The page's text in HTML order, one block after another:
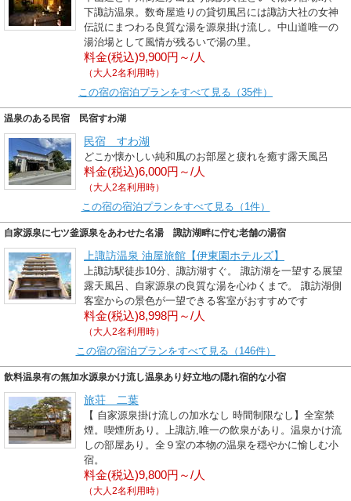
下諏訪温泉。数奇屋造りの貸切風呂には諏訪大社の女神
伝説にまつわる良質な湯を源泉掛け流し。中山道唯一の
湯治場として風情が残るいで湯の里。
料金(税込)9,900円～/人
（大人2名利用時）
この宿の宿泊プランをすべて見る（35件）
温泉のある民宿 民宿すわ湖
民宿 すわ湖
どこか懐かしい純和風のお部屋と疲れを癒す露天風呂
料金(税込)6,000円～/人
（大人2名利用時）
この宿の宿泊プランをすべて見る（1件）
自家源泉に七ツ釜源泉をあわせた名湯 諏訪湖畔に佇む老舗の湯宿
上諏訪温泉 油屋旅館【伊東園ホテルズ】
上諏訪駅徒歩10分、諏訪湖すぐ。 諏訪湖を一望する展望
露天風呂、自家源泉の良質な湯を心ゆくまで。 諏訪湖側
客室からの景色が一望できる客室がおすすめです
料金(税込)8,998円～/人
（大人2名利用時）
この宿の宿泊プランをすべて見る（146件）
飲料温泉有の無加水源泉かけ流し温泉あり好立地の隠れ宿的な小宿
旅荘 二葉
【 自家源泉掛け流しの加水なし 時間制限なし】全室禁
煙。喫煙所あり。上諏訪,唯一の飲泉があり。温泉かけ流
しの部屋あり。全９室の本物の温泉を穏やかに愉しむ小
宿。
料金(税込)9,800円～/人
（大人2名利用時）